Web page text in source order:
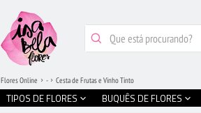
TIPOS DE FLORES BUQUÊS DE FLORES
Flores Online - Cesta de Frutas e Vinho Tinto